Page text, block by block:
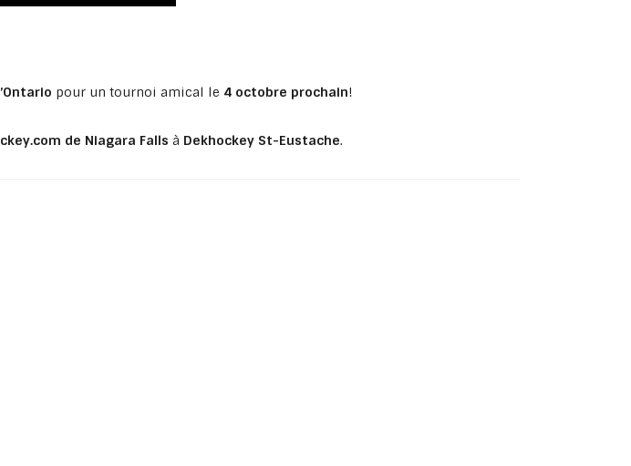
pour un tournoi amical le 4 octobre prochain!
de Niagara Falls à Dekhockey St-Eustache.